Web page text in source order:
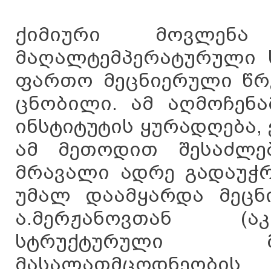
ქიმიური
მაღალტემპერატურული
ფართო მეცნიერული
ცნობილი. ამ
ინსტიტუტის
ამ მეთოდით
მრავალი ადრე
უმალ დაამყარდა
ა.მერჟანოვთან
სტრუქტურული